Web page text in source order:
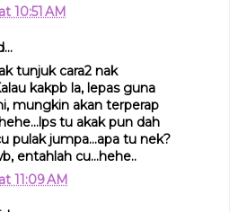
10:51 AM
tunjuk cara2 nak
kakpb la, lepas guna
mungkin akan terperap
tu akak pun dah
pulak jumpa...apa tu nek?
entahlah cu...hehe..
11:09 AM